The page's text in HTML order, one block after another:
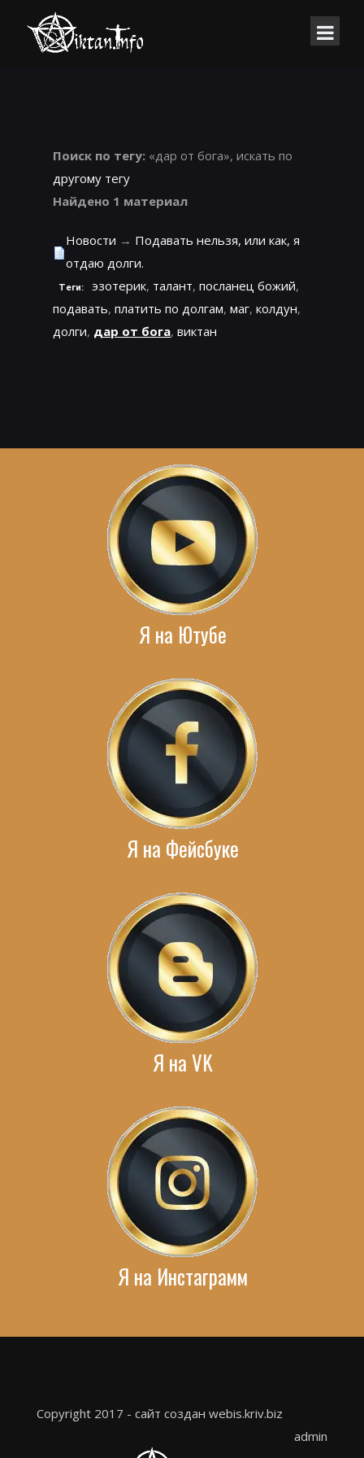
Поиск по тегу: «дар от бога», искать по
другому тегу
Найдено 1 материал
Новости → Подавать нельзя, или как, я
отдаю долги.
Теги: эзотерик, талант, посланец божий,
подавать, платить по долгам, маг, колдун,
долги, дар от бога, виктан
Я на Ютубе
Я на Фейсбуке
Я на VK
Я на Инстаграмм
Copyright 2017 - сайт создан webis.kriv.biz
admin